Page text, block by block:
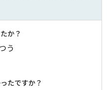
か？
う
たですか？